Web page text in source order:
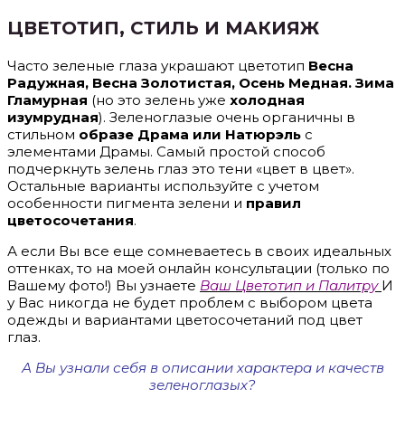
ЦВЕТОТИП, СТИЛЬ И МАКИЯЖ
Часто зеленые глаза украшают цветотип Весна
Радужная, Весна Золотистая, Осень Медная. Зима
Гламурная (но это зелень уже холодная
изумрудная). Зеленоглазые очень органичны в
стильном образе Драма или Натюрэль с
элементами Драмы. Самый простой способ
подчеркнуть зелень глаз это тени «цвет в цвет».
Остальные варианты используйте с учетом
особенности пигмента зелени и правил
цветосочетания.
А если Вы все еще сомневаетесь в своих идеальных
оттенках, то на моей онлайн консультации (только по
Вашему фото!) Вы узнаете Ваш Цветотип и Палитру И
у Вас никогда не будет проблем с выбором цвета
одежды и вариантами цветосочетаний под цвет
глаз.
А Вы узнали себя в описании характера и качеств
зеленоглазых?